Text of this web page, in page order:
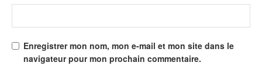
Enregistrer mon nom, mon e-mail et mon site dans le
navigateur pour mon prochain commentaire.